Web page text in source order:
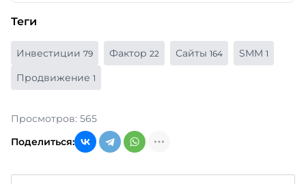
Теги
Инвестиции 79 Фактор 22 Сайты 164 SMM 1
Продвижение 1
Просмотров: 565
Поделиться: